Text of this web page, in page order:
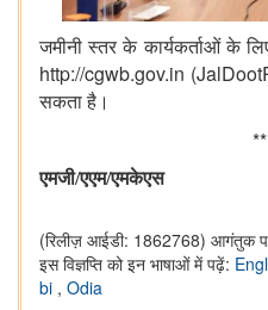
जमीनी स्तर के कार्यकर्ताओं के
http://cgwb.gov.in
सकता है।
एमजी/एएम/एमकेएस
(रिलीज़ आईडी: 1862768) आगंतुक
इस विज्ञप्ति को इन भाषाओं में पढ़ें:
bi , Odia